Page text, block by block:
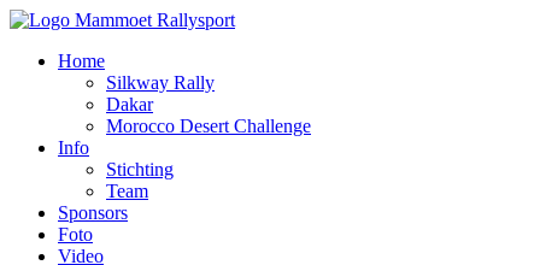
Home
Silkway Rally
Dakar
Morocco Desert Challenge
Info
Stichting
Team
Sponsors
Foto
Video